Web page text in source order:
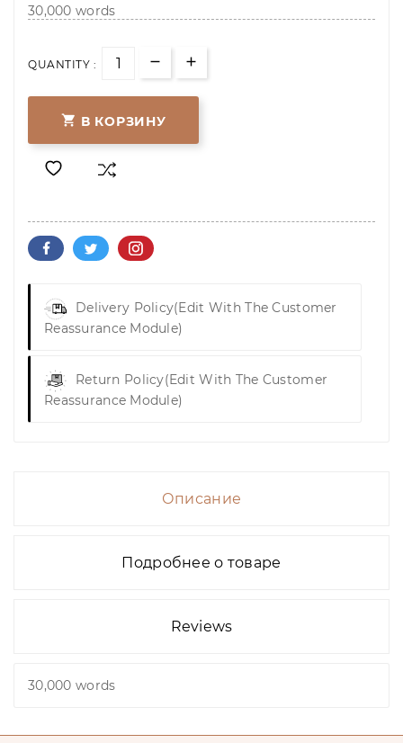
30,000 words
QUANTITY :
 В КОРЗИНУ
Delivery Policy(edit With The Customer
Reassurance Module)
Return Policy(edit With The Customer
Reassurance Module)
Описание
Подробнее о товаре
Reviews
30,000 words